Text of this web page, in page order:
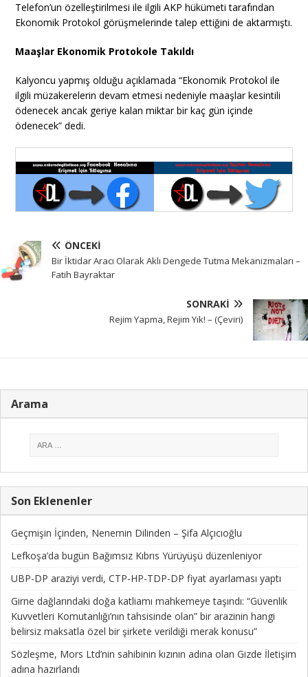
Telefon’un özelleştirilmesi ile ilgili AKP hükümeti tarafından
Ekonomik Protokol görüşmelerinde talep ettiğini de aktarmıştı.
Maaşlar Ekonomik Protokole Takıldı
Kalyoncu yapmış olduğu açıklamada “Ekonomik Protokol ile
ilgili müzakerelerin devam etmesi nedeniyle maaşlar kesintili
ödenecek ancak geriye kalan miktar bir kaç gün içinde
ödenecek” dedi.
ÖNCEKI
Bir İktidar Aracı Olarak Aklı Dengede Tutma Mekanizmaları –
Fatih Bayraktar
SONRAKI
Rejim Yapma, Rejim Yık! – (Çeviri)
Arama
Son Eklenenler
Geçmişin İçinden, Nenemin Dilinden – Şifa Alçıcıoğlu
Lefkoşa’da bugün Bağımsız Kıbrıs Yürüyüşü düzenleniyor
UBP-DP araziyi verdi, CTP-HP-TDP-DP fiyat ayarlaması yaptı
Girne dağlarındaki doğa katliamı mahkemeye taşındı: “Güvenlik
Kuvvetleri Komutanlığı’nın tahsisinde olan” bir arazinin hangi
belirsiz maksatla özel bir şirkete verildiği merak konusu”
Sözleşme, Mors Ltd’nin sahibinin kızının adına olan Gizde İletişim
adına hazırlandı